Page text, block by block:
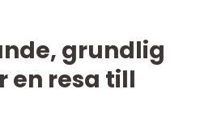
grundlig
en resa till